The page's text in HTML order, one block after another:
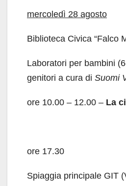
mercoledì 28 agosto
Biblioteca Civica “Falco
Laboratori per bambini
genitori a cura di Suomi
ore 10.00 – 12.00 – La
ore 17.30
Spiaggia principale GIT